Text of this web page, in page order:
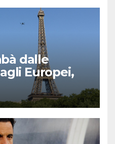
dalle
Europei,
Cosetti